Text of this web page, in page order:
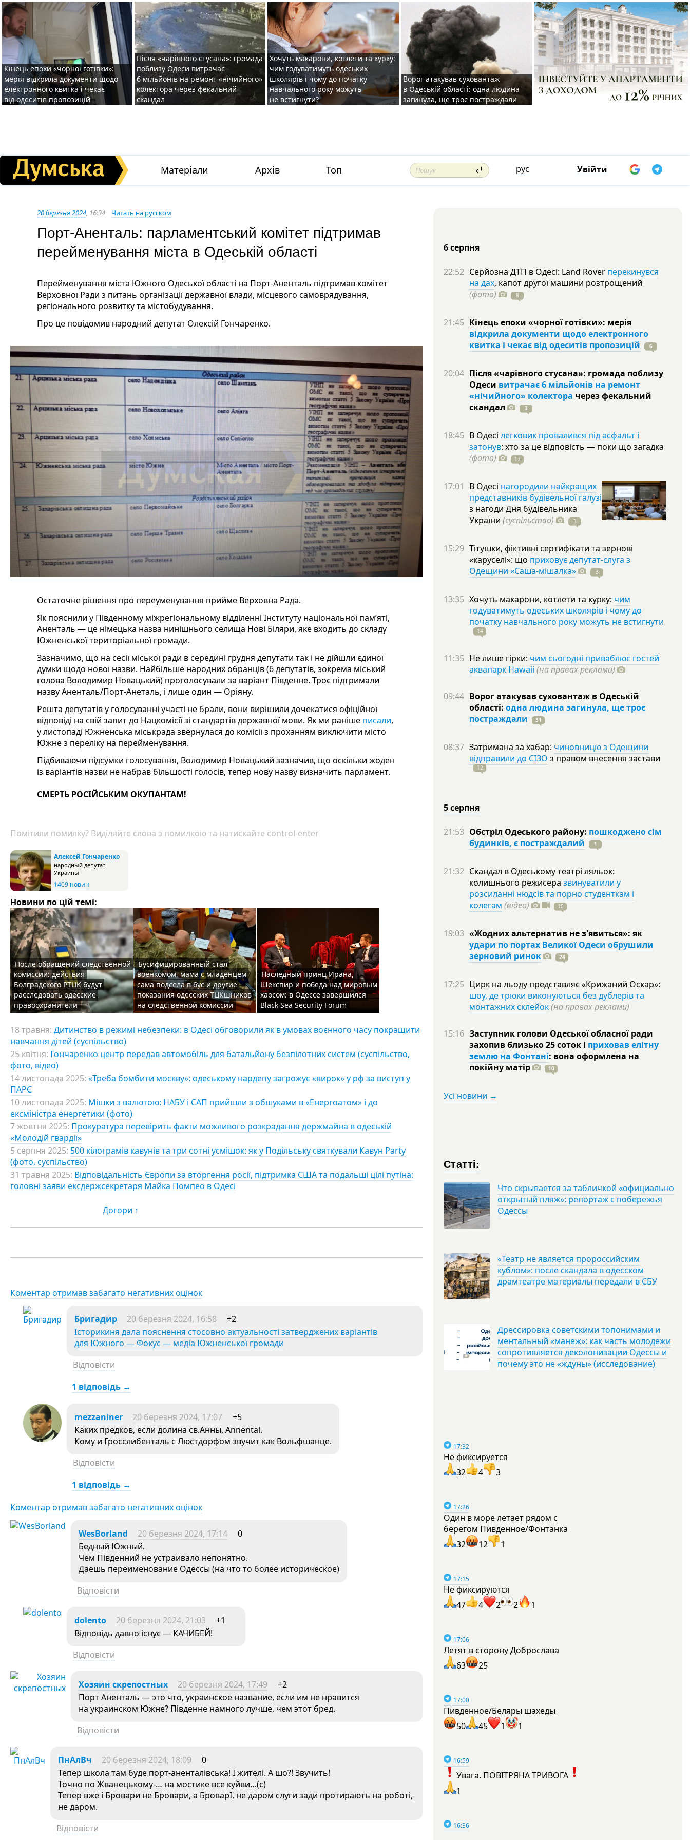
Кінець епохи «чорної готівки»:
мерія відкрила документи щодо
електронного квитка і чекає
від одеситів пропозицій
Після «чарівного стусана»: громада
поблизу Одеси витрачає
6 мільйонів на ремонт «нічийного»
колектора через фекальний
скандал
Хочуть макарони, котлети та курку:
чим годуватимуть одеських
школярів і чому до початку
навчального року можуть
не встигнути?
Ворог атакував суховантаж
в Одеській області: одна людина
загинула, ще троє постраждали
Матеріали Архів Топ рус Увійти
20 березня 2024, 16:34 Читать на русском
Порт-Аненталь: парламентський комітет підтримав
перейменування міста в Одеській області
Перейменування міста Южного Одеської області на Порт-Аненталь підтримав комітет
Верховної Ради з питань організації державної влади, місцевого самоврядування,
регіонального розвитку та містобудування.
Про це повідомив народний депутат Олексій Гончаренко.
Остаточне рішення про переуменування прийме Верховна Рада.
Як пояснили у Південному міжрегіональному відділенні Інституту національної пам’яті,
Аненталь — це німецька назва нинішнього селища Нові Біляри, яке входить до складу
Южненської територіальної громади.
Зазначимо, що на сесії міської ради в середині грудня депутати так і не дійшли єдиної
думки щодо нової назви. Найбільше народних обранців (6 депутатів, зокрема міський
голова Володимир Новацький) проголосували за варіант Південне. Троє підтримали
назву Аненталь/Порт-Анеталь, і лише один — Оріяну.
Решта депутатів у голосуванні участі не брали, вони вирішили дочекатися офіційної
відповіді на свій запит до Нацкомісії зі стандартів державної мови. Як ми раніше писали,
у листопаді Южненська міськрада звернулася до комісії з проханням виключити місто
Южне з переліку на перейменування.
Підбиваючи підсумки голосування, Володимир Новацький зазначив, що оскільки жоден
із варіантів назви не набрав більшості голосів, тепер нову назву визначить парламент.
СМЕРТЬ РОСІЙСЬКИМ ОКУПАНТАМ!
Помітили помилку? Виділяйте слова з помилкою та натискайте control-enter
Алексей Гончаренко
народный депутат
Украины
1409 новин
Новини по цій темі:
После обращений следственной
комиссии: действия
Болградского РТЦК будут
расследовать одесские
правоохранители
Бусифицированный стал
военкомом, мама с младенцем
сама подсела в бус и другие
показания одесских ТЦКшников
на следственной комиссии
Наследный принц Ирана,
Шекспир и победа над мировым
хаосом: в Одессе завершился
Black Sea Security Forum
18 травня: Дитинство в режимі небезпеки: в Одесі обговорили як в умовах воєнного часу покращити
навчання дітей (суспільство)
25 квітня: Гончаренко центр передав автомобіль для батальйону безпілотних систем (суспільство,
фото, відео)
14 листопада 2025: «Треба бомбити москву»: одеському нардепу загрожує «вирок» у рф за виступ у
ПАРЄ
10 листопада 2025: Мішки з валютою: НАБУ і САП прийшли з обшуками в «Енергоатом» і до
ексміністра енергетики (фото)
7 жовтня 2025: Прокуратура перевірить факти можливого розкрадання держмайна в одеській
«Молодій гвардії»
5 серпня 2025: 500 кілограмів кавунів та три сотні усмішок: як у Подільську святкували Кавун Party
(фото, суспільство)
31 травня 2025: Відповідальність Європи за вторгення росії, підтримка США та подальші цілі путіна:
головні заяви ексдержсекретаря Майка Помпео в Одесі
Догори ↑
Коментар отримав забагато негативних оцінок
Бригадир 20 березня 2024, 16:58
+2
Історикиня дала пояснення стосовно актуальності затверджених варіантів
для Южного — Фокус — медіа Южненської громади
Відповісти
1 відповідь →
mezzaniner 20 березня 2024, 17:07
+5
Каких предков, если долина св.Анны, Annental.
Кому и Гросслибенталь с Люстдорфом звучит как Вольфшанце.
Відповісти
1 відповідь →
Коментар отримав забагато негативних оцінок
WesBorland 20 березня 2024, 17:14
0
Бедный Южный.
Чем Південний не устраивало непонятно.
Даешь переименование Одессы (на что то более историческое)
Відповісти
dolento 20 березня 2024, 21:03
+1
Відповідь давно існує — КАЧИБЕЙ!
Відповісти
Хозяин скрепостных 20 березня 2024, 17:49
+2
Порт Аненталь — это что, украинское название, если им не нравится
на украинском Южне? Південне намного лучше, чем этот бред.
Відповісти
ПнАлВч 20 березня 2024, 18:09
0
Тепер школа там буде порт-аненталівська! І жителі. А шо?! Звучить!
Точно по Жванецькому-… на мостике все куйви…(с)
Тепер вже і Бровари не Бровари, а БроварІ, не даром слуги зади протирають на роботі,
не даром.
Відповісти
6 серпня
22:52 Серйозна ДТП в Одесі: Land Rover перекинувся
на дах, капот другої машини розтрощений
(фото)
8
21:45 Кінець епохи «чорної готівки»: мерія
відкрила документи щодо електронного
квитка і чекає від одеситів пропозицій
6
20:04 Після «чарівного стусана»: громада поблизу
Одеси витрачає 6 мільйонів на ремонт
«нічийного» колектора через фекальний
скандал
3
18:45 В Одесі легковик провалився під асфальт і
затонув: хто за це відповість — поки що загадка
(фото)
17
17:01 В Одесі нагородили найкращих
представників будівельної галузі
з нагоди Дня будівельника
України (суспільство) 3
15:29 Тітушки, фіктивні сертифікати та зернові
«каруселі»: що приховує депутат-слуга з
Одещини «Саша-мішалка»
3
13:35 Хочуть макарони, котлети та курку: чим
годуватимуть одеських школярів і чому до
початку навчального року можуть не встигнути
14
11:35 Не лише гірки: чим сьогодні приваблює гостей
аквапарк Hawaii (на правах реклами)
09:44 Ворог атакував суховантаж в Одеській
області: одна людина загинула, ще троє
постраждали
31
08:37 Затримана за хабар: чиновницю з Одещини
відправили до СІЗО з правом внесення застави
12
5 серпня
21:53 Обстріл Одеського району: пошкоджено сім
будинків, є постраждалий
1
21:32 Скандал в Одеському театрі ляльок:
колишнього режисера звинуватили у
розсиланні нюдсів та порно студенткам і
колегам (відео) 10
19:03 «Жодних альтернатив не з'явиться»: як
удари по портах Великої Одеси обрушили
зерновий ринок
24
17:25 Цирк на льоду представляє «Крижаний Оскар»:
шоу, де трюки виконуються без дублерів та
монтажних склейок(на правах реклами)
15:16 Заступник голови Одеської обласної ради
захопив близько 25 соток і приховав елітну
землю на Фонтані: вона оформлена на
покійну матір 10
Усі новини →
Статті:
Что скрывается за табличкой «официально
открытый пляж»: репортаж с побережья
Одессы
«Театр не является пророссийским
кублом»: после скандала в одесском
драмтеатре материалы передали в СБУ
Дрессировка советскими топонимами и
ментальный «манеж»: как часть молодежи
сопротивляется деколонизации Одессы и
почему это не «ждуны» (исследование)
17:32
Не фиксируется
32
4 3
17:26
Один в море летает рядом с
берегом Пивденное/Фонтанка
32
12 1
17:15
Не фиксируются
47
4 2 2 1
17:06
Летят в сторону Доброслава
63
25
17:00
Пивденное/Беляры шахеды
50
45 1 1
16:59
Увага. ПОВІТРЯНА ТРИВОГА
1
16:36